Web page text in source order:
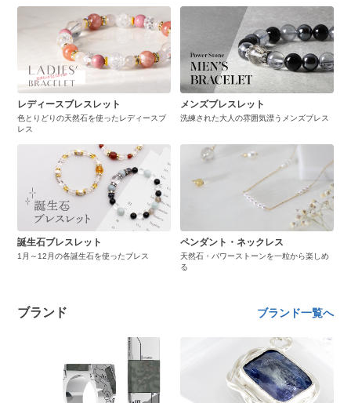
レディースブレスレット
色とりどりの天然石を使ったレディースブ
レス
メンズブレスレット
洗練された大人の雰囲気漂うメンズブレス
誕生石ブレスレット
1月～12月の各誕生石を使ったブレス
ペンダント・ネックレス
天然石・パワーストーンを一粒から楽しめ
る
ブランド ブランド一覧へ